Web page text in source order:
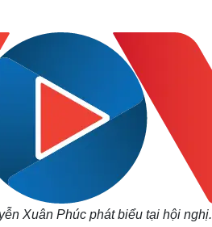
Sân khấu - Điện ảnh
Di sản
Xuân Phúc phát biểu tại hội nghị.